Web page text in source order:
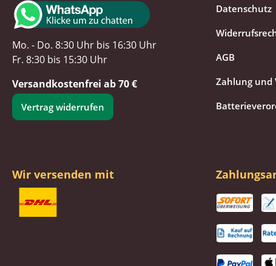
Mo. - Do. 8:30 Uhr bis 16:30 Uhr
Fr. 8:30 bis 15:30 Uhr
Versandkostenfrei ab 70 €
Vertrag widerrufen
Datenschutz
AGB
Zahlung und
Wir versenden mit